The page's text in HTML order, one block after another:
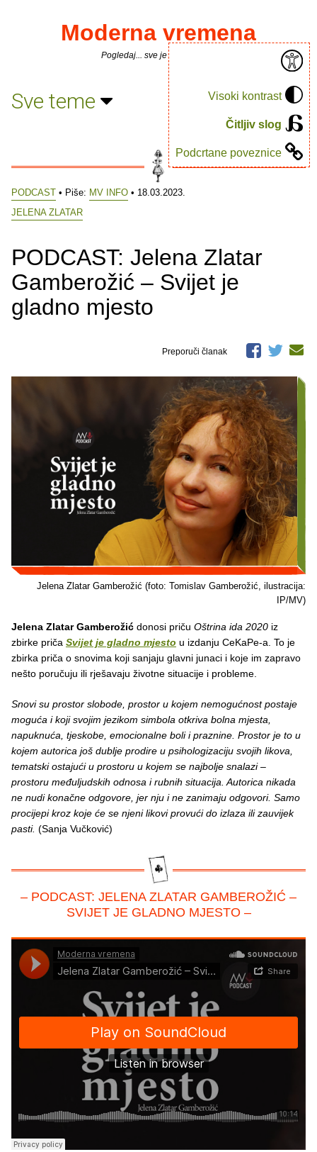
Visoki kontrast
Čitljiv slog
Podcrtane poveznice
Moderna vremena
Pogledaj... sve je puno knjiga.
Sve teme
PODCAST • Piše: MV INFO • 18.03.2023.
JELENA ZLATAR
PODCAST: Jelena Zlatar
Gamberožić – Svijet je
gladno mjesto
Preporuči članak
Jelena Zlatar Gamberožić (foto: Tomislav Gamberožić, ilustracija:
IP/MV)
Jelena Zlatar Gamberožić donosi priču Oštrina ida 2020 iz
zbirke priča Svijet je gladno mjesto u izdanju CeKaPe-a. To je
zbirka priča o snovima koji sanjaju glavni junaci i koje im zapravo
nešto poručuju ili rješavaju životne situacije i probleme.
Snovi su prostor slobode, prostor u kojem nemogućnost postaje
moguća i koji svojim jezikom simbola otkriva bolna mjesta,
napuknuća, tjeskobe, emocionalne boli i praznine. Prostor je to u
kojem autorica još dublje prodire u psihologizaciju svojih likova,
tematski ostajući u prostoru u kojem se najbolje snalazi –
prostoru međuljudskih odnosa i rubnih situacija. Autorica nikada
ne nudi konačne odgovore, jer nju i ne zanimaju odgovori. Samo
procijepi kroz koje će se njeni likovi provući do izlaza ili zauvijek
pasti. (Sanja Vučković)
– PODCAST: JELENA ZLATAR GAMBEROŽIĆ –
SVIJET JE GLADNO MJESTO –